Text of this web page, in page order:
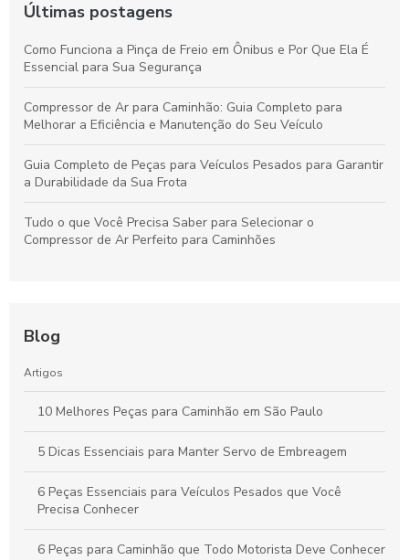
Últimas postagens
Como Funciona a Pinça de Freio em Ônibus e Por Que Ela É
Essencial para Sua Segurança
Compressor de Ar para Caminhão: Guia Completo para
Melhorar a Eficiência e Manutenção do Seu Veículo
Guia Completo de Peças para Veículos Pesados para Garantir
a Durabilidade da Sua Frota
Tudo o que Você Precisa Saber para Selecionar o
Compressor de Ar Perfeito para Caminhões
Blog
Artigos
10 Melhores Peças para Caminhão em São Paulo
5 Dicas Essenciais para Manter Servo de Embreagem
6 Peças Essenciais para Veículos Pesados que Você
Precisa Conhecer
6 Peças para Caminhão que Todo Motorista Deve Conhecer